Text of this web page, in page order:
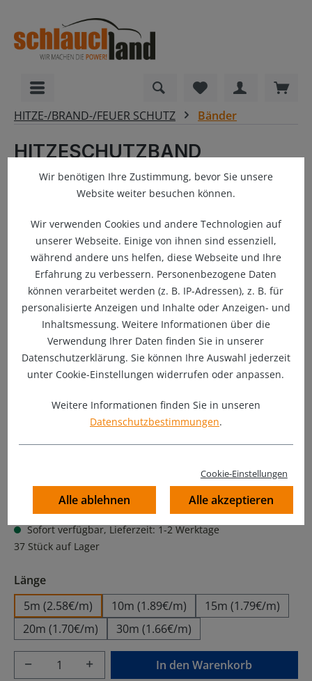
Du hast 0
HITZE-/BRAND-/FEUER SCHUTZ
Bänder
HITZESCHUTZBAND
BIOWOOL® 50mm -
zertifizierter Schutz
12,90 €
Preise inkl. MwSt. zzgl. Versandkosten
Sofort verfügbar, Lieferzeit: 1-2 Werktage
37 Stück auf Lager
Längeauswählen
5m (2.58€/m)
10m (1.89€/m)
15m (1.79€/m)
20m (1.70€/m)
30m (1.66€/m)
Produkt Anzahl: Gib den gewünschten
In den Warenkorb
Wir benötigen Ihre Zustimmung, bevor Sie unsere
Website weiter besuchen können.
Wir verwenden Cookies und andere Technologien auf
unserer Webseite. Einige von ihnen sind essenziell,
während andere uns helfen, diese Webseite und Ihre
Erfahrung zu verbessern. Personenbezogene Daten
können verarbeitet werden (z. B. IP-Adressen), z. B. für
personalisierte Anzeigen und Inhalte oder Anzeigen- und
Inhaltsmessung. Weitere Informationen über die
Verwendung Ihrer Daten finden Sie in unserer
Datenschutzerklärung. Sie können Ihre Auswahl jederzeit
unter Cookie-Einstellungen widerrufen oder anpassen.
Weitere Informationen finden Sie in unseren
Datenschutzbestimmungen.
Cookie-Einstellungen
Alle ablehnen Alle akzeptieren